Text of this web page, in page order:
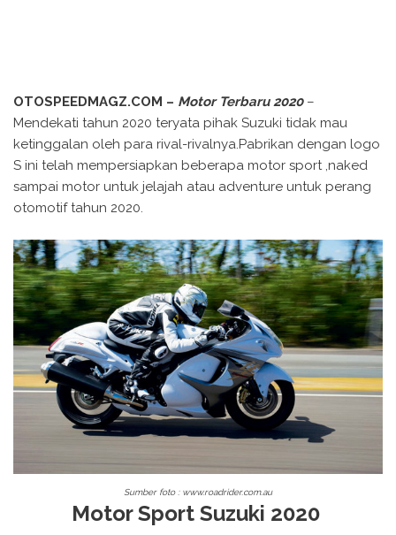
OTOSPEEDMAGZ.COM – Motor Terbaru 2020 –
Mendekati tahun 2020 teryata pihak Suzuki tidak mau
ketinggalan oleh para rival-rivalnya.Pabrikan dengan logo
S ini telah mempersiapkan beberapa motor sport ,naked
sampai motor untuk jelajah atau adventure untuk perang
otomotif tahun 2020.
Sumber foto : www.roadrider.com.au
Motor Sport Suzuki 2020